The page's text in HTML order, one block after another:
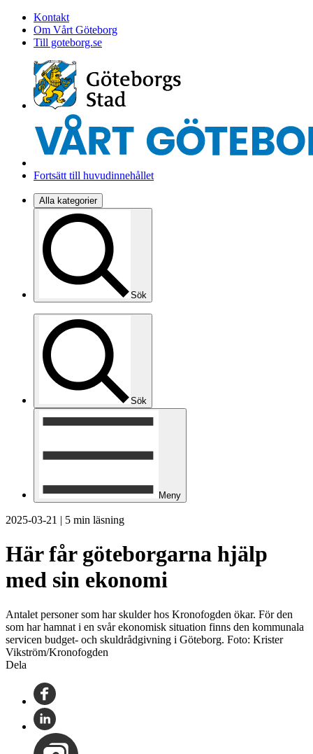
Kontakt
Om Vårt Göteborg
Till goteborg.se
Fortsätt till huvudinnehållet
Alla kategorier
Sök
Sök
Meny
2025-03-21 | 5 min läsning
Här får göteborgarna hjälp
med sin ekonomi
Antalet personer som har skulder hos Kronofogden ökar. För den
som har hamnat i en svår ekonomisk situation finns den kommunala
servicen budget- och skuldrådgivning i Göteborg. Foto: Krister
Vikström/Kronofogden
Dela